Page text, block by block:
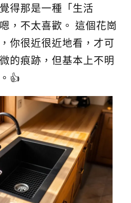
得那是一種「生活
，不太喜歡。 這個花崗
你很近很近地看，才可
的痕跡，但基本上不明
👍